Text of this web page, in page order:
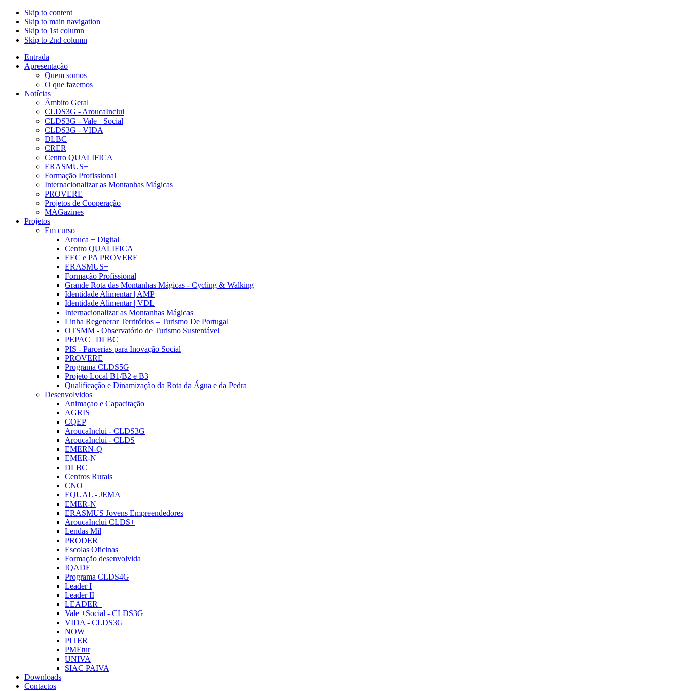
Skip to content
Skip to main navigation
Skip to 1st column
Skip to 2nd column
Entrada
Apresentação
Quem somos
O que fazemos
Notícias
Âmbito Geral
CLDS3G - AroucaInclui
CLDS3G - Vale +Social
CLDS3G - VIDA
DLBC
CRER
Centro QUALIFICA
ERASMUS+
Formação Profissional
Internacionalizar as Montanhas Mágicas
PROVERE
Projetos de Cooperação
MAGazines
Projetos
Em curso
Arouca + Digital
Centro QUALIFICA
EEC e PA PROVERE
ERASMUS+
Formação Profissional
Grande Rota das Montanhas Mágicas - Cycling & Walking
Identidade Alimentar | AMP
Identidade Alimentar | VDL
Internacionalizar as Montanhas Mágicas
Linha Regenerar Territórios – Turismo De Portugal
OTSMM - Observatório de Turismo Sustentável
PEPAC | DLBC
PIS - Parcerias para Inovação Social
PROVERE
Programa CLDS5G
Projeto Local B1/B2 e B3
Qualificação e Dinamização da Rota da Água e da Pedra
Desenvolvidos
Animaçao e Capacitação
AGRIS
CQEP
AroucaInclui - CLDS3G
AroucaInclui - CLDS
EMERN-Q
EMER-N
DLBC
Centros Rurais
CNO
EQUAL - JEMA
EMER-N
ERASMUS Jovens Empreendedores
AroucaInclui CLDS+
Lendas Mil
PRODER
Escolas Oficinas
Formação desenvolvida
IQADE
Programa CLDS4G
Leader I
Leader II
LEADER+
Vale +Social - CLDS3G
VIDA - CLDS3G
NOW
PITER
PMEtur
UNIVA
SIAC PAIVA
Downloads
Contactos